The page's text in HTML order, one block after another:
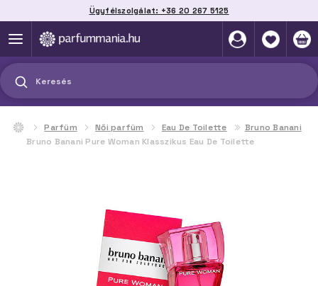
Ügyfélszolgálat: +36 20 267 5125
Keresés
Parfüm Női parfüm Eau De Toilette
Bruno Banani
Bruno Banani Pure Woman Klasszikus Eau De Toilette